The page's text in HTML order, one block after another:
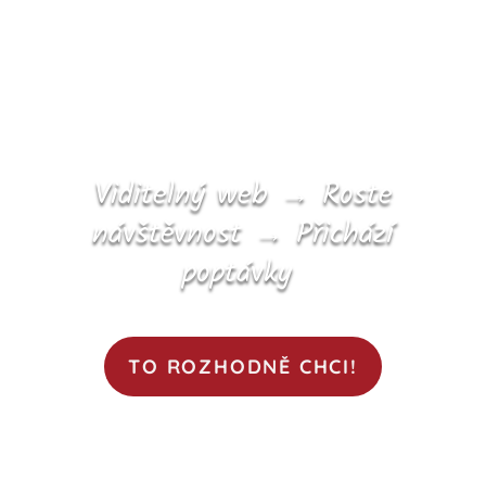
Viditelný web → Roste
návštěvnost → Přichází
poptávky
TO ROZHODNĚ CHCI!